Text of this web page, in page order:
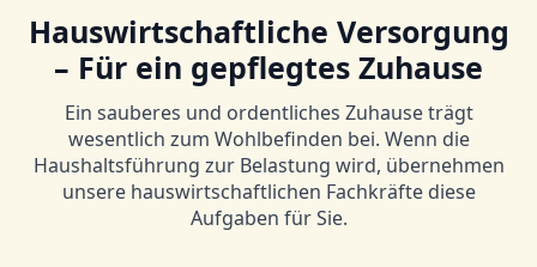
Hauswirtschaftliche Versorgung
– Für ein gepflegtes Zuhause
Ein sauberes und ordentliches Zuhause trägt
wesentlich zum Wohlbefinden bei. Wenn die
Haushaltsführung zur Belastung wird, übernehmen
unsere hauswirtschaftlichen Fachkräfte diese
Aufgaben für Sie.